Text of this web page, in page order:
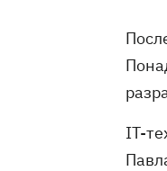
IT-